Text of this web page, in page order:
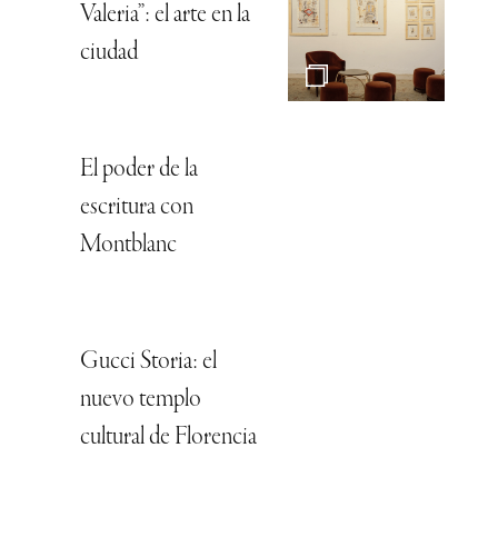
Valeria”: el arte en la
ciudad
El poder de la
escritura con
Montblanc
Gucci Storia: el
nuevo templo
cultural de Florencia